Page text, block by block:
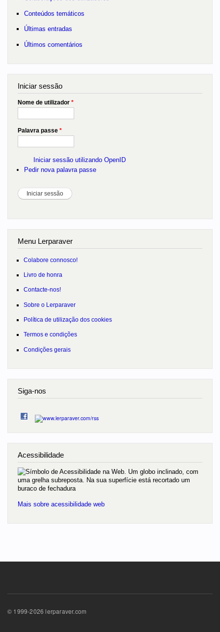
Conteúdos temáticos
Últimas entradas
Últimos comentários
Iniciar sessão
Nome de utilizador *
Palavra passe *
Iniciar sessão utilizando OpenID
Pedir nova palavra passe
Menu Lerparaver
Colabore connosco!
Livro de honra
Contacte-nos!
Sobre o Lerparaver
Política de utilização dos cookies
Termos e condições
Condições gerais
Siga-nos
Acessibilidade
Mais sobre acessibilidade web
© 1999-2026 lerparaver.com